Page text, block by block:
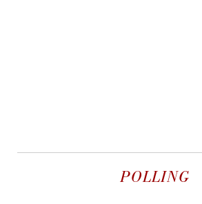
POLLING